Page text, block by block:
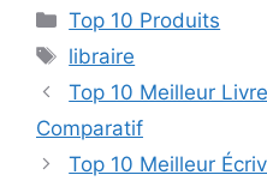
Top 10 Produits
libraire
Top 10 Meilleur
Comparatif
Top 10 Meilleur